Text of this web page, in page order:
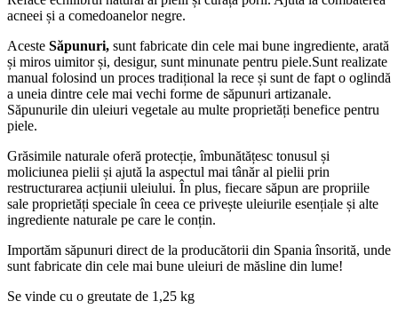
acneei și a comedoanelor negre.
Aceste Săpunuri, sunt fabricate din cele mai bune ingrediente, arată
și miros uimitor și, desigur, sunt minunate pentru piele.Sunt realizate
manual folosind un proces tradițional la rece și sunt de fapt o oglindă
a uneia dintre cele mai vechi forme de săpunuri artizanale.
Săpunurile din uleiuri vegetale au multe proprietăți benefice pentru
piele.
Grăsimile naturale oferă protecție, îmbunătățesc tonusul și
moliciunea pielii și ajută la aspectul mai tânăr al pielii prin
restructurarea acțiunii uleiului. În plus, fiecare săpun are propriile
sale proprietăți speciale în ceea ce privește uleiurile esențiale și alte
ingrediente naturale pe care le conțin.
Importăm săpunuri direct de la producătorii din Spania însorită, unde
sunt fabricate din cele mai bune uleiuri de măsline din lume!
Se vinde cu o greutate de 1,25 kg